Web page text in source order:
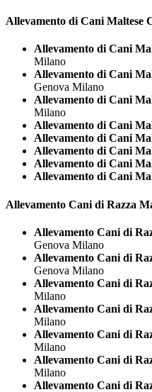
Allevamento di Cani Maltese
Allevamento di Cani
Milano
Allevamento di Cani
Genova Milano
Allevamento di Cani
Milano
Allevamento di Cani
Allevamento di Cani
Allevamento di Cani
Allevamento di Cani
Allevamento di Cani
Allevamento Cani di Razza
Allevamento Cani di
Genova Milano
Allevamento Cani di
Genova Milano
Allevamento Cani di
Milano
Allevamento Cani di
Milano
Allevamento Cani di
Milano
Allevamento Cani di
Milano
Allevamento Cani di